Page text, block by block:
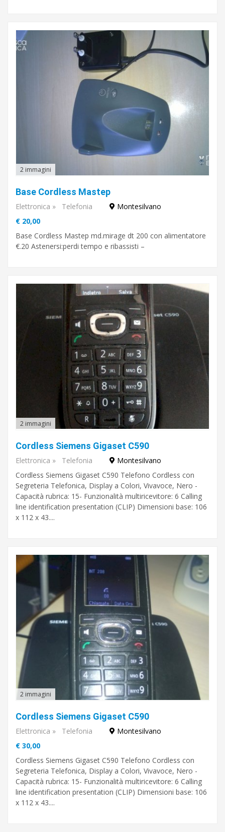
2 immagini
Base Cordless Mastep
Elettronica » Telefonia
Montesilvano
€ 20,00
Base Cordless Mastep md.mirage dt 200 con alimentatore
€.20 Astenersi:perdi tempo e ribassisti –
2 immagini
Cordless Siemens Gigaset C590
Elettronica » Telefonia
Montesilvano
Cordless Siemens Gigaset C590 Telefono Cordless con
Segreteria Telefonica, Display a Colori, Vivavoce, Nero -
Capacità rubrica: 15- Funzionalità multiricevitore: 6 Calling
line identification presentation (CLIP) Dimensioni base: 106
x 112 x 43....
2 immagini
Cordless Siemens Gigaset C590
Elettronica » Telefonia
Montesilvano
€ 30,00
Cordless Siemens Gigaset C590 Telefono Cordless con
Segreteria Telefonica, Display a Colori, Vivavoce, Nero -
Capacità rubrica: 15- Funzionalità multiricevitore: 6 Calling
line identification presentation (CLIP) Dimensioni base: 106
x 112 x 43....